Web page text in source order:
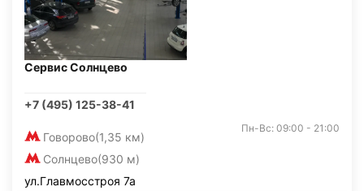
Сервис Солнцево
+7 (495) 125-38-41
Говорово(1,35 км)
Солнцево(930 м)
Пн-Вс: 09:00 - 21:00
ул.Главмосстроя 7а